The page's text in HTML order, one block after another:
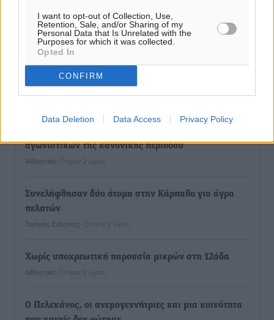
I want to opt-out of Collection, Use,
Retention, Sale, and/or Sharing of my
Personal Data that Is Unrelated with the
Purposes for which it was collected.
Opted In
CONFIRM
Data Deletion Data Access Privacy Policy
Ροή ειδήσεων
αγωνιστικών της κανονικής περιόδου
Αθλητικά πριν 2 ώρες
Συνελήφθησαν δύο άτομα στην Κάρπαθο για άγρα
πελατών
Τοπικές Ειδήσεις πριν 2 ώρες
Χωρίς υποχρεωτική παρουσία μικρών στη 12άδα
Αθλητικά πριν 2 ώρες
Ο Πελεκάνος, οι ανεμογεννήτριες και μια κοινότητα